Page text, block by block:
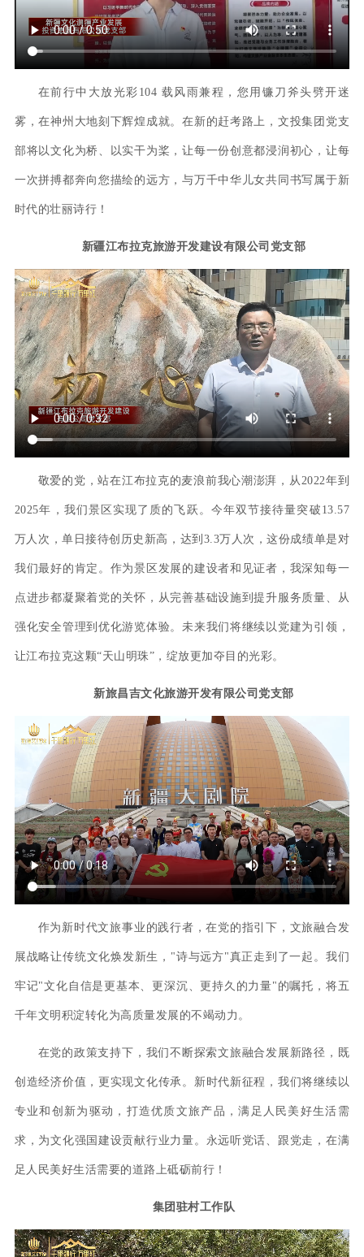
在前行中大放光彩104 载风雨兼程，您用镰刀斧头劈开迷
雾，在神州大地刻下辉煌成就。在新的赶考路上，文投集团党支
部将以文化为桥、以实干为桨，让每一份创意都浸润初心，让每
一次拼搏都奔向您描绘的远方，与万千中华儿女共同书写属于新
时代的壮丽诗行！
新疆江布拉克旅游开发建设有限公司党支部
敬爱的党，站在江布拉克的麦浪前我心潮澎湃，从2022年到
2025年，我们景区实现了质的飞跃。今年双节接待量突破13.57
万人次，单日接待创历史新高，达到3.3万人次，这份成绩单是对
我们最好的肯定。作为景区发展的建设者和见证者，我深知每一
点进步都凝聚着党的关怀，从完善基础设施到提升服务质量、从
强化安全管理到优化游览体验。未来我们将继续以党建为引领，
让江布拉克这颗“天山明珠”，绽放更加夺目的光彩。
新旅昌吉文化旅游开发有限公司党支部
作为新时代文旅事业的践行者，在党的指引下，文旅融合发
展战略让传统文化焕发新生，"诗与远方"真正走到了一起。我们
牢记"文化自信是更基本、更深沉、更持久的力量"的嘱托，将五
千年文明积淀转化为高质量发展的不竭动力。
在党的政策支持下，我们不断探索文旅融合发展新路径，既
创造经济价值，更实现文化传承。新时代新征程，我们将继续以
专业和创新为驱动，打造优质文旅产品，满足人民美好生活需
求，为文化强国建设贡献行业力量。永远听党话、跟党走，在满
足人民美好生活需要的道路上砥砺前行！
集团驻村工作队